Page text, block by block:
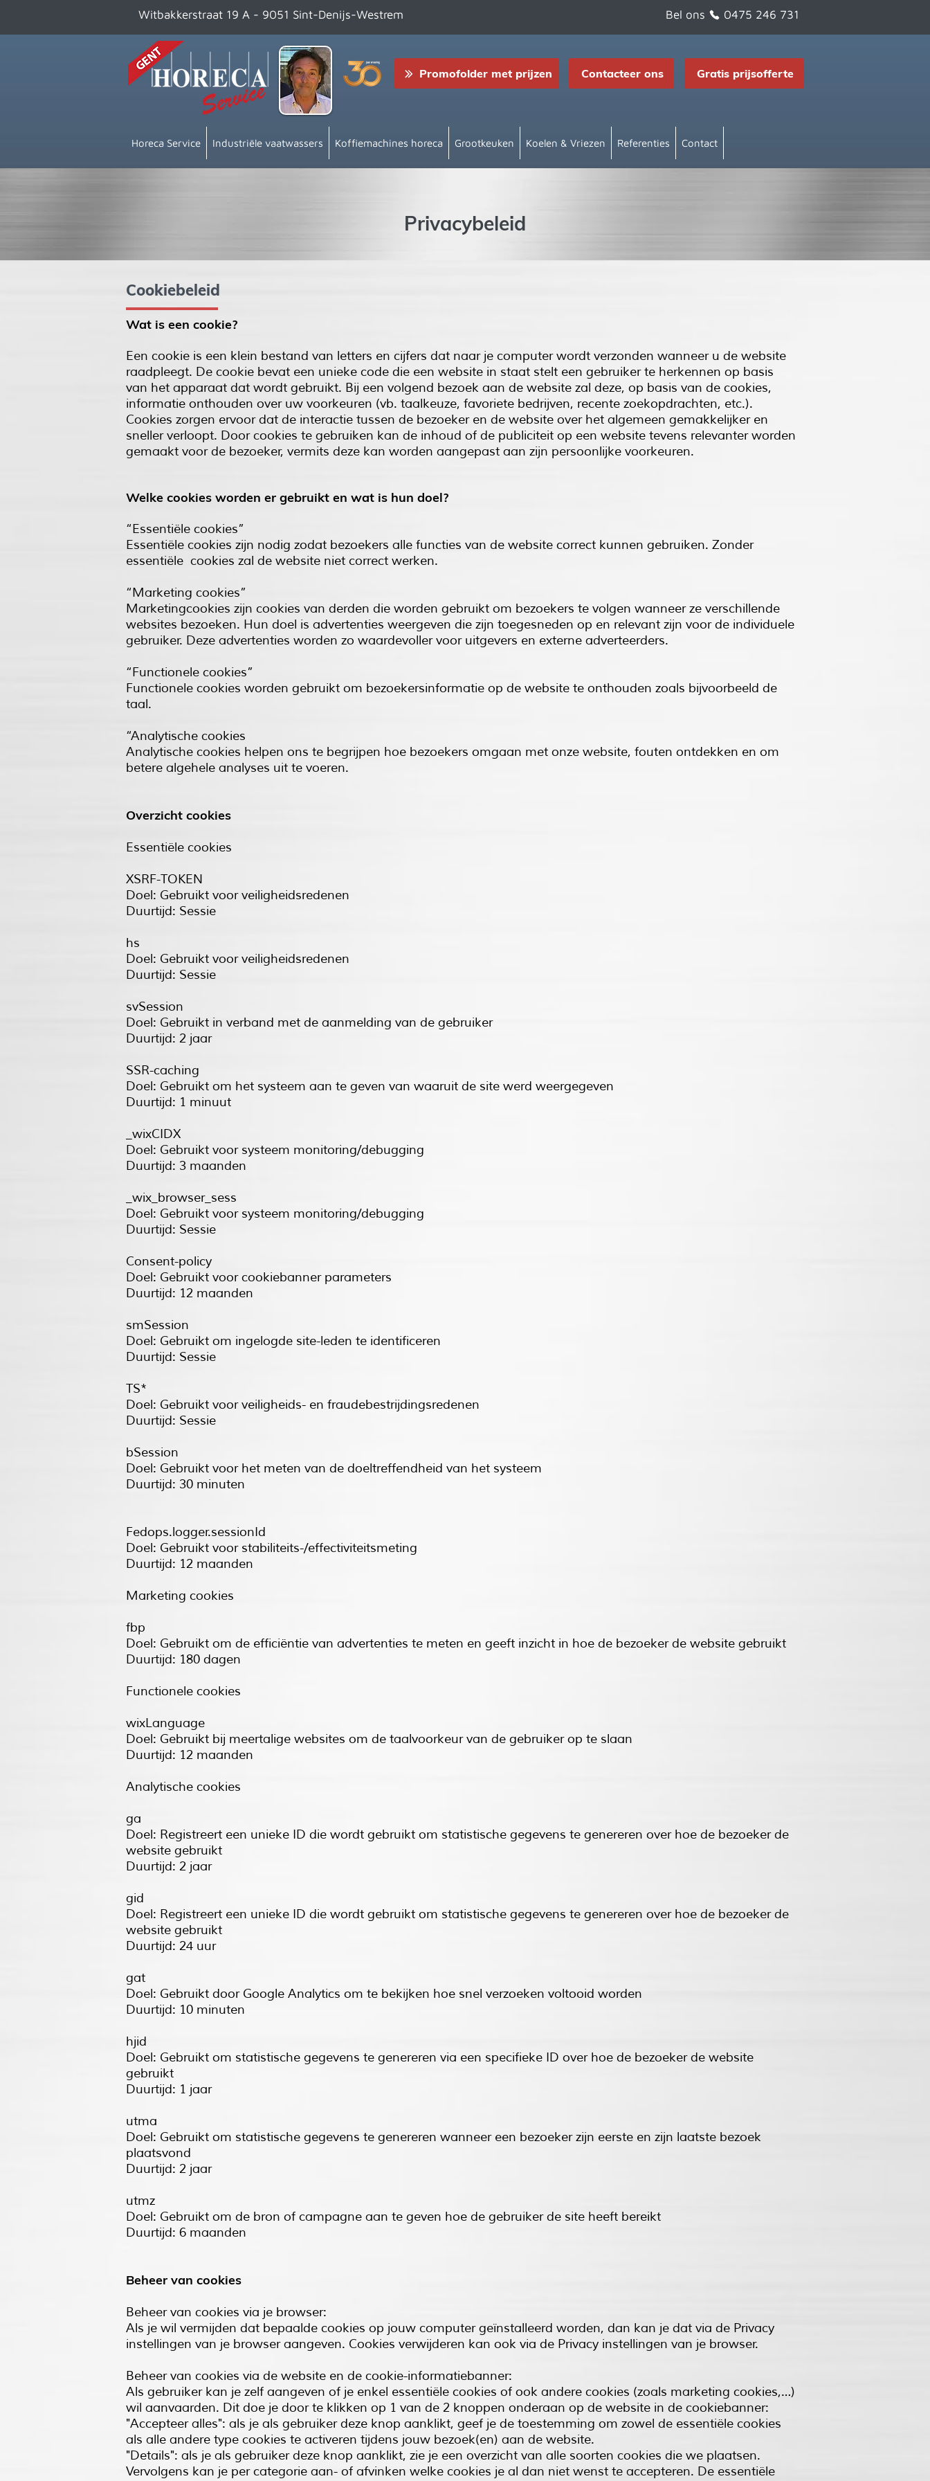
Witbakkerstraat 19 A - 9051 Sint-Denijs-Westrem Bel ons 0475 246 731
Promofolder met prijzen Contacteer ons Gratis prijsofferte
Horeca Service Industriële vaatwassers Koffiemachines horeca Grootkeuken Koelen & Vriezen Referenties Contact
Privacybeleid
Cookiebeleid
Wat is een cookie?
Een cookie is een klein bestand van letters en cijfers dat naar je computer wordt verzonden wanneer u de website
raadpleegt. De cookie bevat een unieke code die een website in staat stelt een gebruiker te herkennen op basis
van het apparaat dat wordt gebruikt. Bij een volgend bezoek aan de website zal deze, op basis van de cookies,
informatie onthouden over uw voorkeuren (vb. taalkeuze, favoriete bedrijven, recente zoekopdrachten, etc.).
Cookies zorgen ervoor dat de interactie tussen de bezoeker en de website over het algemeen gemakkelijker en
sneller verloopt. Door cookies te gebruiken kan de inhoud of de publiciteit op een website tevens relevanter worden
gemaakt voor de bezoeker, vermits deze kan worden aangepast aan zijn persoonlijke voorkeuren.
Welke cookies worden er gebruikt en wat is hun doel?
“Essentiële cookies”
Essentiële cookies zijn nodig zodat bezoekers alle functies van de website correct kunnen gebruiken. Zonder
essentiële cookies zal de website niet correct werken.
“Marketing cookies”
Marketingcookies zijn cookies van derden die worden gebruikt om bezoekers te volgen wanneer ze verschillende
websites bezoeken. Hun doel is advertenties weergeven die zijn toegesneden op en relevant zijn voor de individuele
gebruiker. Deze advertenties worden zo waardevoller voor uitgevers en externe adverteerders.
“Functionele cookies”
Functionele cookies worden gebruikt om bezoekersinformatie op de website te onthouden zoals bijvoorbeeld de
taal.
“Analytische cookies
Analytische cookies helpen ons te begrijpen hoe bezoekers omgaan met onze website, fouten ontdekken en om
betere algehele analyses uit te voeren.
Overzicht cookies
Essentiële cookies
XSRF-TOKEN
Doel: Gebruikt voor veiligheidsredenen
Duurtijd: Sessie
hs
Doel: Gebruikt voor veiligheidsredenen
Duurtijd: Sessie
svSession
Doel: Gebruikt in verband met de aanmelding van de gebruiker
Duurtijd: 2 jaar
SSR-caching
Doel: Gebruikt om het systeem aan te geven van waaruit de site werd weergegeven
Duurtijd: 1 minuut
_wixCIDX
Doel: Gebruikt voor systeem monitoring/debugging
Duurtijd: 3 maanden
_wix_browser_sess
Doel: Gebruikt voor systeem monitoring/debugging
Duurtijd: Sessie
Consent-policy
Doel: Gebruikt voor cookiebanner parameters
Duurtijd: 12 maanden
smSession
Doel: Gebruikt om ingelogde site-leden te identificeren
Duurtijd: Sessie
TS*
Doel: Gebruikt voor veiligheids- en fraudebestrijdingsredenen
Duurtijd: Sessie
bSession
Doel: Gebruikt voor het meten van de doeltreffendheid van het systeem
Duurtijd: 30 minuten
Fedops.logger.sessionId
Doel: Gebruikt voor stabiliteits-/effectiviteitsmeting
Duurtijd: 12 maanden
Marketing cookies
fbp
Doel: Gebruikt om de efficiëntie van advertenties te meten en geeft inzicht in hoe de bezoeker de website gebruikt
Duurtijd: 180 dagen
Functionele cookies
wixLanguage
Doel: Gebruikt bij meertalige websites om de taalvoorkeur van de gebruiker op te slaan
Duurtijd: 12 maanden
Analytische cookies
ga
Doel: Registreert een unieke ID die wordt gebruikt om statistische gegevens te genereren over hoe de bezoeker de
website gebruikt
Duurtijd: 2 jaar
gid
Doel: Registreert een unieke ID die wordt gebruikt om statistische gegevens te genereren over hoe de bezoeker de
website gebruikt
Duurtijd: 24 uur
gat
Doel: Gebruikt door Google Analytics om te bekijken hoe snel verzoeken voltooid worden
Duurtijd: 10 minuten
hjid
Doel: Gebruikt om statistische gegevens te genereren via een specifieke ID over hoe de bezoeker de website
gebruikt
Duurtijd: 1 jaar
utma
Doel: Gebruikt om statistische gegevens te genereren wanneer een bezoeker zijn eerste en zijn laatste bezoek
plaatsvond
Duurtijd: 2 jaar
utmz
Doel: Gebruikt om de bron of campagne aan te geven hoe de gebruiker de site heeft bereikt
Duurtijd: 6 maanden
Beheer van cookies
Beheer van cookies via je browser:
Als je wil vermijden dat bepaalde cookies op jouw computer geïnstalleerd worden, dan kan je dat via de Privacy
instellingen van je browser aangeven. Cookies verwijderen kan ook via de Privacy instellingen van je browser.
Beheer van cookies via de website en de cookie-informatiebanner:
Als gebruiker kan je zelf aangeven of je enkel essentiële cookies of ook andere cookies (zoals marketing cookies,…)
wil aanvaarden. Dit doe je door te klikken op 1 van de 2 knoppen onderaan op de website in de cookiebanner:
"Accepteer alles": als je als gebruiker deze knop aanklikt, geef je de toestemming om zowel de essentiële cookies
als alle andere type cookies te activeren tijdens jouw bezoek(en) aan de website.
"Details": als je als gebruiker deze knop aanklikt, zie je een overzicht van alle soorten cookies die we plaatsen.
Vervolgens kan je per categorie aan- of afvinken welke cookies je al dan niet wenst te accepteren. De essentiële